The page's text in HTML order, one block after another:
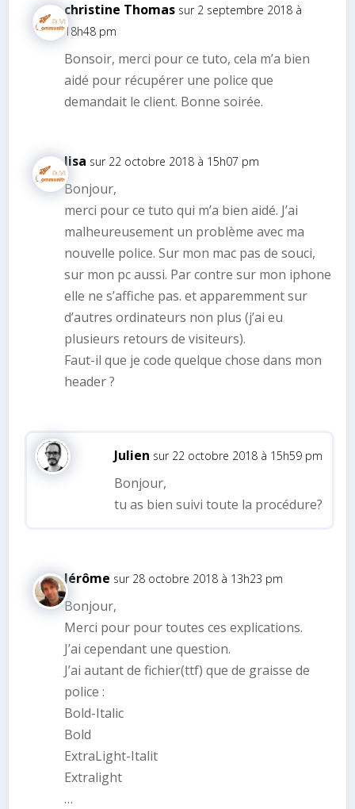
christine Thomas sur 2 septembre 2018 à
18h48 pm
Bonsoir, merci pour ce tuto, cela m’a bien
aidé pour récupérer une police que
demandait le client. Bonne soirée.
lisa sur 22 octobre 2018 à 15h07 pm
Bonjour,
merci pour ce tuto qui m’a bien aidé. J’ai
malheureusement un problème avec ma
nouvelle police. Sur mon mac pas de souci,
sur mon pc aussi. Par contre sur mon iphone
elle ne s’affiche pas. et apparemment sur
d’autres ordinateurs non plus (j’ai eu
plusieurs retours de visiteurs).
Faut-il que je code quelque chose dans mon
header ?
Julien sur 22 octobre 2018 à 15h59 pm
Bonjour,
tu as bien suivi toute la procédure?
Jérôme sur 28 octobre 2018 à 13h23 pm
Bonjour,
Merci pour pour toutes ces explications.
J’ai cependant une question.
J’ai autant de fichier(ttf) que de graisse de
police :
Bold-Italic
Bold
ExtraLight-Italit
Extralight
…